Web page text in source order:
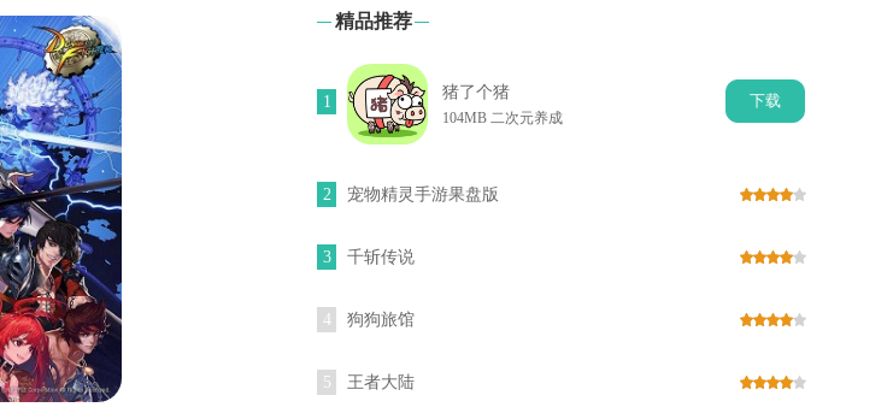
精品推荐
1
猪了个猪
104MB 二次元养成
下载
2 宠物精灵手游果盘版
3 千斩传说
4 狗狗旅馆
5 王者大陆